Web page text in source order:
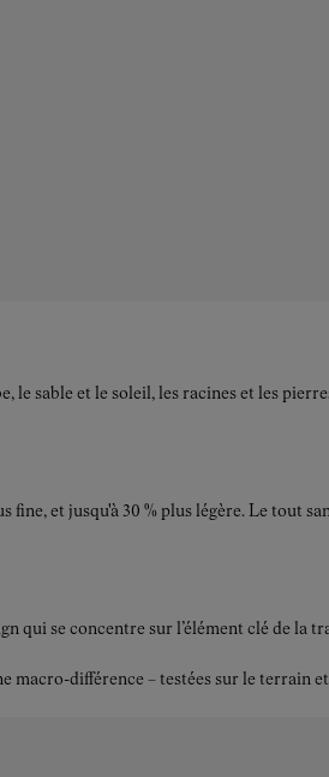
sable et le soleil, les racines et les
fine, et jusqu'à 30 % plus légère. Le tout
se concentre sur l’élément clé de la
différence – testées sur le terrain